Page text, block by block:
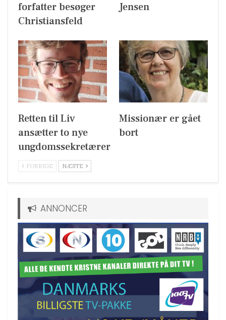
forfatter besøger
Christiansfeld
Jensen
Retten til Liv
ansætter to nye
ungdomssekretærer
Missionær er gået
bort
FORRIGE NÆSTE
ANNONCER